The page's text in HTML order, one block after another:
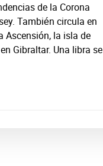
de la Corona
También circula en
Ascensión, la isla de
Gibraltar. Una libra se